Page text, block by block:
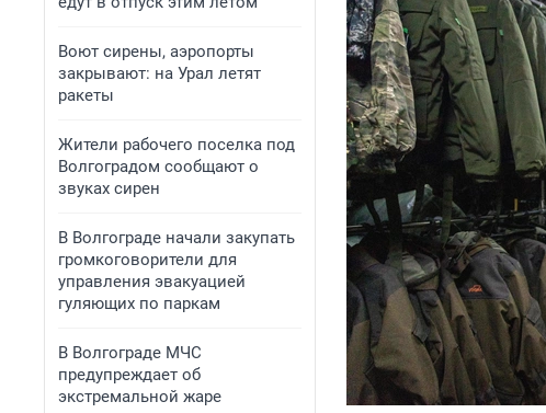
Воют сирены, аэропорты
закрывают: на Урал летят
ракеты
Жители рабочего поселка под
Волгоградом сообщают о
звуках сирен
В Волгограде начали закупать
громкоговорители для
управления эвакуацией
гуляющих по паркам
В Волгограде МЧС
предупреждает об
экстремальной жаре